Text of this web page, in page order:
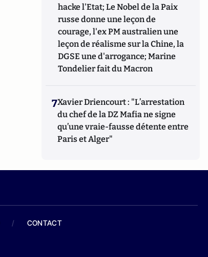
hacke l'Etat; Le Nobel de la Paix
russe donne une leçon de
courage, l'ex PM australien une
leçon de réalisme sur la Chine, la
DGSE une d'arrogance; Marine
Tondelier fait du Macron
7Xavier Driencourt : "L’arrestation
du chef de la DZ Mafia ne signe
qu’une vraie-fausse détente entre
Paris et Alger"
/ CONTACT